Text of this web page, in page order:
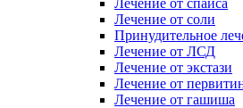
Лечение от спайса
Лечение от соли
Принудительное
Лечение от ЛСД
Лечение от экстази
Лечение от
Лечение от гашиша